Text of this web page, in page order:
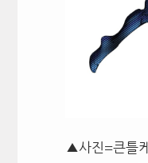
▲사진=큰틀